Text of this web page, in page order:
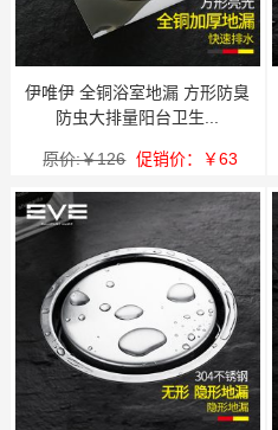
伊唯伊 全铜浴室地漏 方形防臭
防虫大排量阳台卫生...
原价:￥126 促销价：￥63